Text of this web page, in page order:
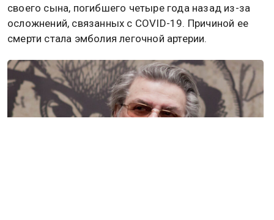
своего сына, погибшего четыре года назад из-за
осложнений, связанных с COVID-19. Причиной ее
смерти стала эмболия легочной артерии.